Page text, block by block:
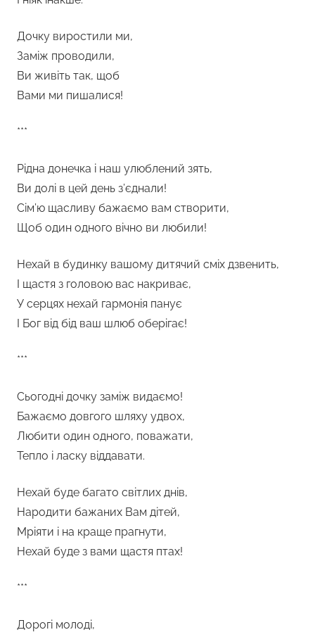
Дочку виростили ми,
Заміж проводили,
Ви живіть так, щоб
Вами ми пишалися!
***
Рідна донечка і наш улюблений зять,
Ви долі в цей день з’єднали!
Сім’ю щасливу бажаємо вам створити,
Щоб один одного вічно ви любили!
Нехай в будинку вашому дитячий сміх дзвенить,
І щастя з головою вас накриває,
У серцях нехай гармонія панує
І Бог від бід ваш шлюб оберігає!
***
Сьогодні дочку заміж видаємо!
Бажаємо довгого шляху удвох,
Любити один одного, поважати,
Тепло і ласку віддавати.
Нехай буде багато світлих днів,
Народити бажаних Вам дітей,
Мріяти і на краще прагнути,
Нехай буде з вами щастя птах!
***
Дорогі молоді,